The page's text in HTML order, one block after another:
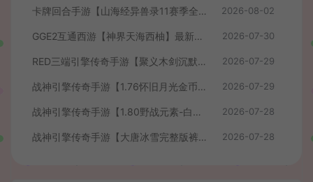
卡牌回合手游【山海经异兽录11赛季全人物代金券内购版】最新整理WIN系服务端+授权GM后台+管理后台+热更修改工具+安卓+详细搭建教程 2026-08-02
GGE2互通西游【神界天海西柚】最新整理Win系服务端+安卓苹果PC三端+内置GM工具+全套源码+详细搭建教程+视频教程 2026-07-30
RED三端引擎传奇手游【聚义木剑沉默高仿嘟嘟沉默】最新整理Win系服务端+安卓苹果PC三端+详细搭建教程 2026-07-29
战神引擎传奇手游【1.76怀旧月光金币版】最新整理Win系复古服务端+安卓苹果双端+GM授权物品后台+详细搭建教程 2026-07-29
战神引擎传奇手游【1.80野战元素-白猪7.2免授权】最新整理Win系特色服务端+安卓+GM授权物品后台+详细搭建教程 2026-07-28
战神引擎传奇手游【大唐冰雪完整版裤衩7.0免授权】最新整理Win系特色服务端+GM授权后台+安卓苹果双端+详细搭建教程 2026-07-28